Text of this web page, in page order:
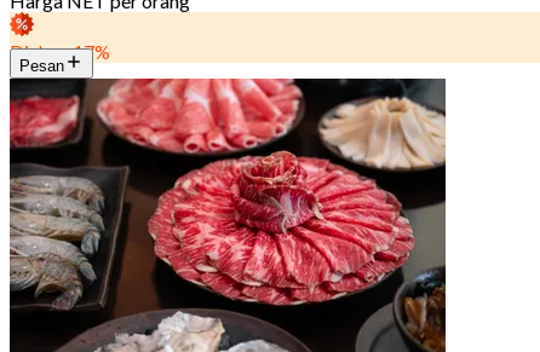
Diskon 17%
Pesan